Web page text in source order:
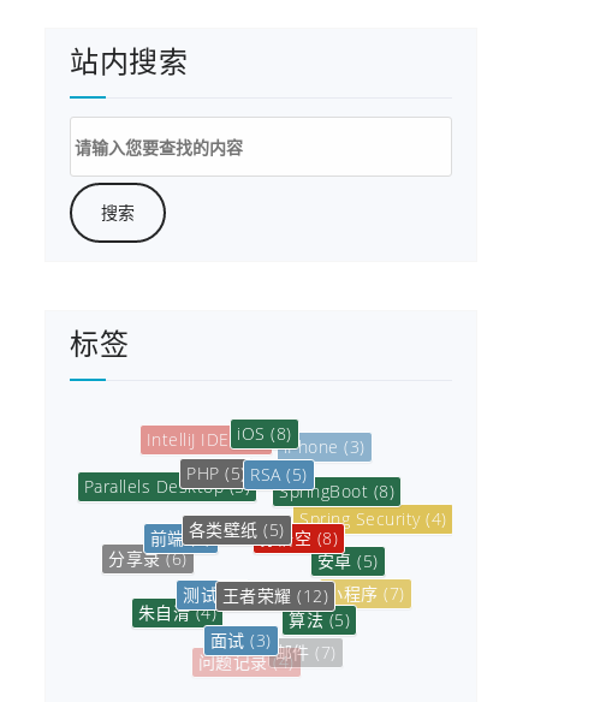
站内搜索
索：
标签
IntelliJ IDEA(5)
iOS(8)
iPhone (3)
Parallels Desktop (5)
PHP(5)RSA(5)
SpringBoot(8)
Spring Security(4)
分享录(6)
前端(5)
各类壁纸 (5)
孙悟空(8)
安卓(5)
小程序(7)
数据库(6)
朱自清(4)
测试(3)
(12)
算法(5)
邮件 (7)
问题记录(4)
面试(3)